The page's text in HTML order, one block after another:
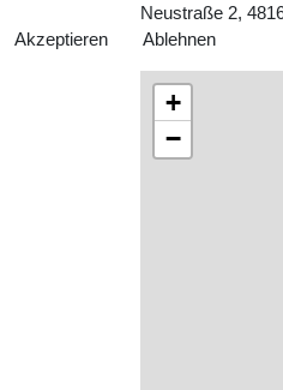
Neustraße 2,
+
−
Akzeptieren
Ablehnen